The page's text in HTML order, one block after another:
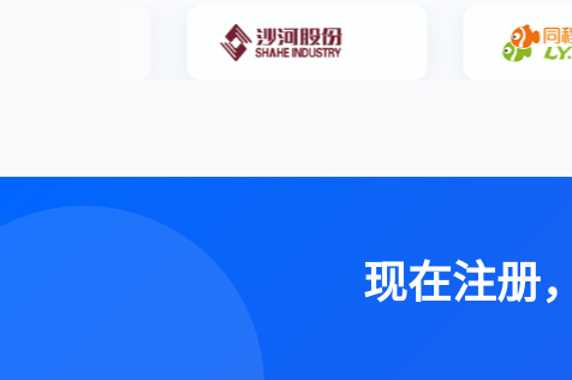
现在注册